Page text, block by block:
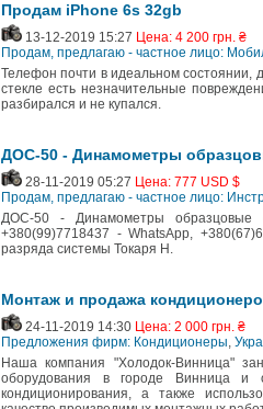
Продам iPhone 6s 32gb
13-12-2019 15:27 Цена: 4 200 грн. ₴
Продам, предлагаю - частное лицо:
Телефон почти в идеальном состоянии,
стекле есть незначительные
разбирался и не купался.
ДОС-50 - Динамометры
28-11-2019 05:27 Цена: 777 USD $
Продам, предлагаю - частное лицо:
ДОС-50 - Динамометры образцовые
+380(99)7718437 - WhatsApp,
разряда системы Токаря Н.
Монтаж и продажа
24-11-2019 14:30 Цена: 2 000 грн. ₴
Предложения фирм: Кондиционеры,
Наша компания "Холодок-Винница"
оборудования в городе Винница и
кондиционирования, а также